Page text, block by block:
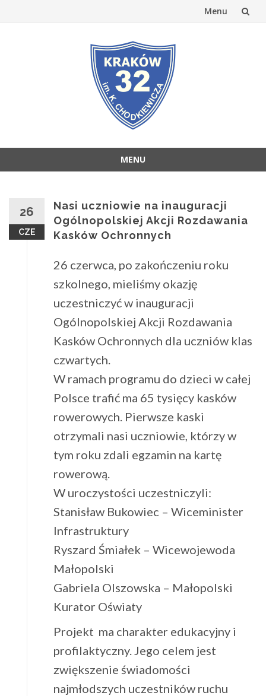
Menu
MENU
26
CZE
Nasi uczniowie na inauguracji
Ogólnopolskiej Akcji Rozdawania
Kasków Ochronnych
26 czerwca, po zakończeniu roku
szkolnego, mieliśmy okazję
uczestniczyć w inauguracji
Ogólnopolskiej Akcji Rozdawania
Kasków Ochronnych dla uczniów klas
czwartych.
W ramach programu do dzieci w całej
Polsce trafić ma 65 tysięcy kasków
rowerowych. Pierwsze kaski
otrzymali nasi uczniowie, którzy w
tym roku zdali egzamin na kartę
rowerową.
W uroczystości uczestniczyli:
Stanisław Bukowiec – Wiceminister
Infrastruktury
Ryszard Śmiałek – Wicewojewoda
Małopolski
Gabriela Olszowska – Małopolski
Kurator Oświaty
Projekt ma charakter edukacyjny i
profilaktyczny. Jego celem jest
zwiększenie świadomości
najmłodszych uczestników ruchu